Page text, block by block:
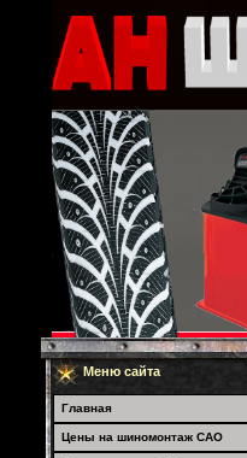
Меню сайта
Главная
Цены на шиномонтаж САО